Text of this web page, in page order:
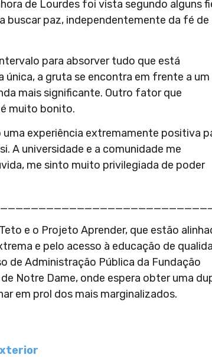
de Lourdes foi vista segundo alguns
buscar paz, independentemente da fé de
para absorver tudo que está
única, a gruta se encontra em frente a
mais significante. Outro fator que
muito bonito.
experiência extremamente positiva
A universidade e a comunidade me
me sinto muito privilegiada de poder
e o Projeto Aprender, que estão
e pelo acesso à educação de
de Administração Pública da Fundação
Notre Dame, onde espera obter uma
em prol dos mais marginalizados.